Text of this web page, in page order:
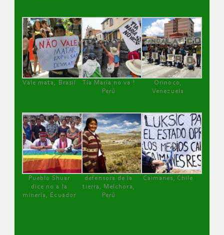
Vale mata, Brasil
Tía María no va !
Perú
Orinoco,
Venezuela
Pueblo Shuar
dice no a la
minería, Ecuador
defensora de la
tierra, Melchora,
Perú
Caimanes, Chile